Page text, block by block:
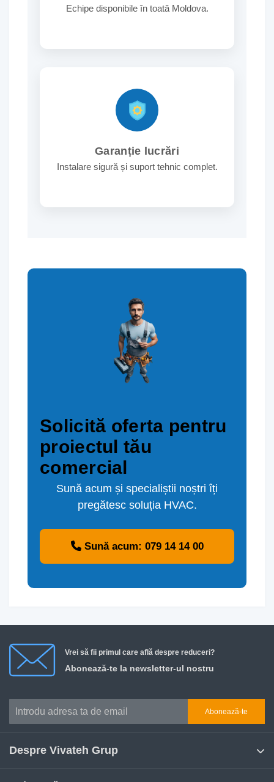
Echipe disponibile în toată Moldova.
Garanție lucrări
Instalare sigură și suport tehnic complet.
Solicită oferta pentru
proiectul tău
comercial
Sună acum și specialiștii noștri îți
pregătesc soluția HVAC.
Sună acum: 079 14 14 00
Vrei să fii primul care află despre reduceri?
Abonează-te la newsletter-ul nostru
Abonează-te
Despre Vivateh Grup